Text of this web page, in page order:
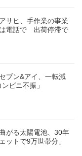
サヒ、手作業の事業
電話で 出荷停滞で
ブン&アイ、一転減
ビニ不振」
がる太陽電池、30年
トで9万世帯分」